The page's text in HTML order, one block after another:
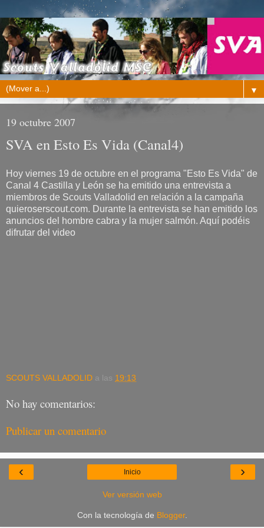
▼
19 octubre 2007
SVA en Esto Es Vida (Canal4)
Hoy viernes 19 de octubre en el programa "Esto Es Vida" de
Canal 4 Castilla y León se ha emitido una entrevista a
miembros de Scouts Valladolid en relación a la campaña
quieroserscout.com. Durante la entrevista se han emitido los
anuncios del hombre cabra y la mujer salmón. Aquí podéis
difrutar del video
SCOUTS VALLADOLID a las 19:13
No hay comentarios:
Publicar un comentario
‹ ›
Inicio
Ver versión web
Con la tecnología de Blogger.